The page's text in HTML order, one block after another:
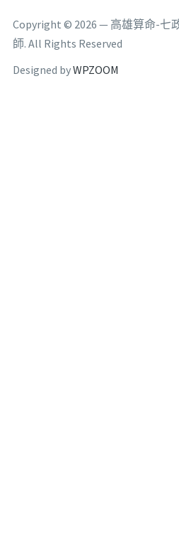
Copyright © 2026 — 高雄算命-七
師. All Rights Reserved
Designed byWPZOOM